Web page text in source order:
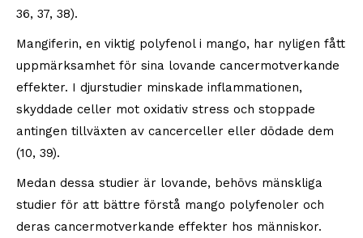
36, 37, 38).
Mangiferin, en viktig polyfenol i mango, har nyligen fått
uppmärksamhet för sina lovande cancermotverkande
effekter. I djurstudier minskade inflammationen,
skyddade celler mot oxidativ stress och stoppade
antingen tillväxten av cancerceller eller dödade dem
(10, 39).
Medan dessa studier är lovande, behövs mänskliga
studier för att bättre förstå mango polyfenoler och
deras cancermotverkande effekter hos människor.